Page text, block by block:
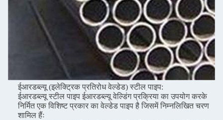
ईआरडब्ल्यू (इलेक्ट्रिक प्रतिरोध वेल्डेड) स्टील पाइप:
ईआरडब्ल्यू स्टील पाइप ईआरडब्ल्यू वेल्डिंग प्रक्रिया का उपयोग करके
निर्मित एक विशिष्ट प्रकार का वेल्डेड पाइप है जिसमें निम्नलिखित चरण
शामिल हैंः